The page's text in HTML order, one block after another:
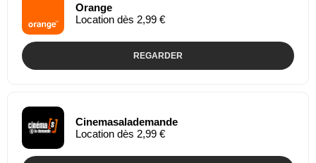
Orange
Location dès 2,99 €
REGARDER
Cinemasalademande
Location dès 2,99 €